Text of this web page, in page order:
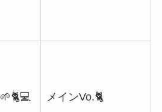
🌱🐈💻 メインVo.🐈